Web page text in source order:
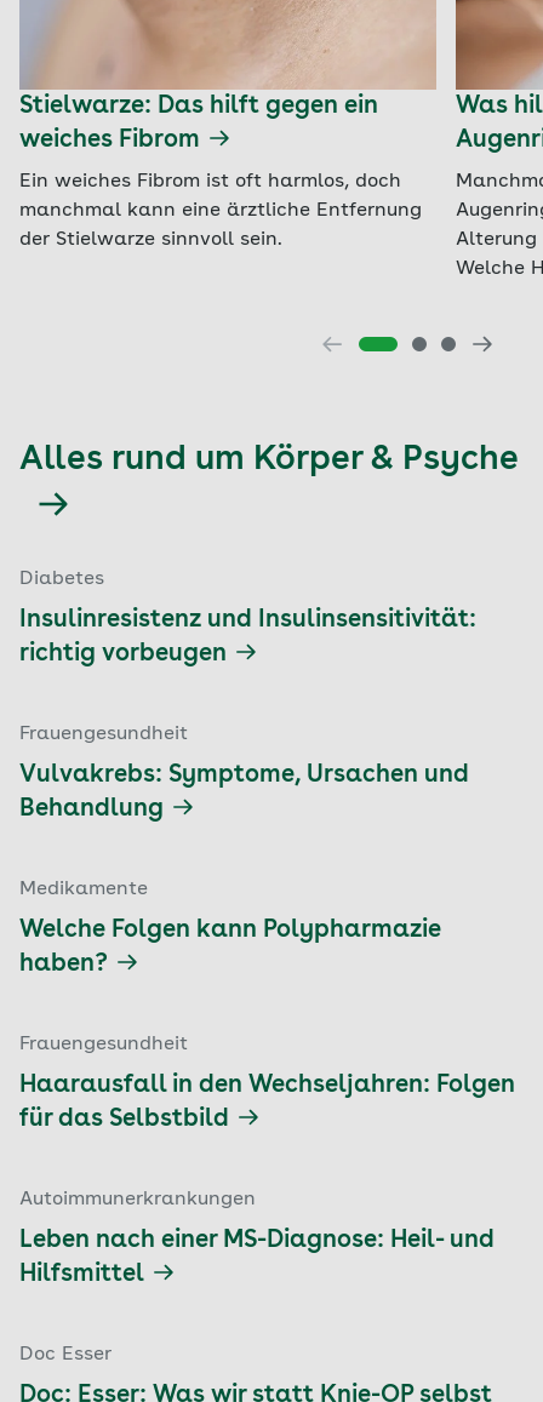
Stielwarze: Das hilft gegen ein
weiches Fibrom
Ein weiches Fibrom ist oft harmlos, doch
manchmal kann eine ärztliche Entfernung
der Stielwarze sinnvoll sein.
Was
Alterung
Welche
Alles rund um Körper & Psyche
Diabetes
Insulinresistenz und Insulinsensitivität:
richtig vorbeugen
Frauengesundheit
Vulvakrebs: Symptome, Ursachen und
Behandlung
Medikamente
Welche Folgen kann Polypharmazie
haben?
Frauengesundheit
Haarausfall in den Wechseljahren: Folgen
für das Selbstbild
Autoimmunerkrankungen
Leben nach einer MS-Diagnose: Heil- und
Hilfsmittel
Doc Esser
Doc: Esser: Was wir statt Knie-OP selbst